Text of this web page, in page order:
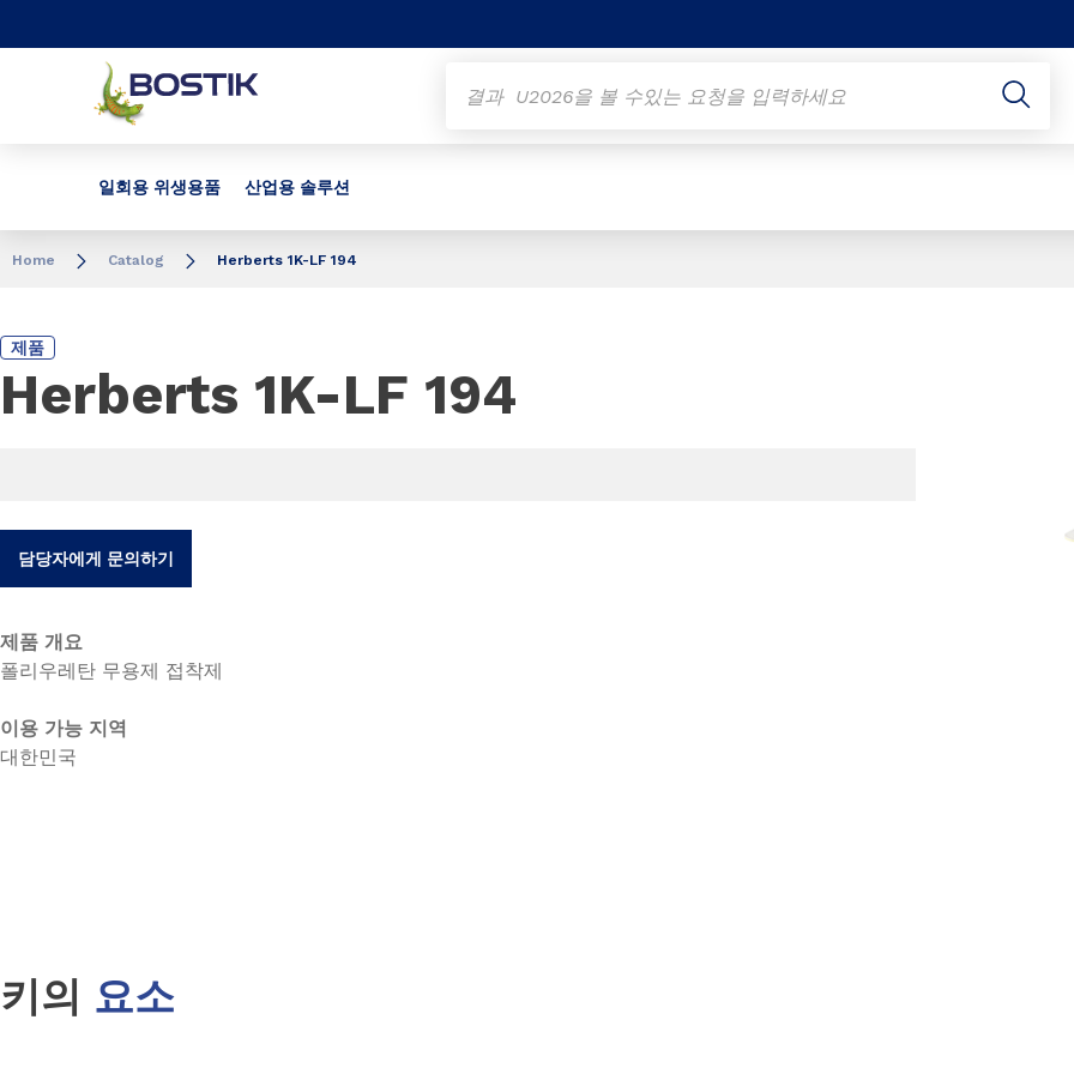
일회용 위생용품 산업용 솔루션
Home Catalog Herberts 1K-LF 194
제품
Herberts 1K-LF 194
담당자에게 문의하기
제품 개요
폴리우레탄 무용제 접착제
이용 가능 지역
대한민국
키의 요소